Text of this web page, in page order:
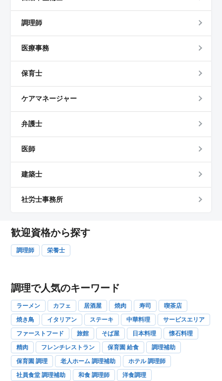
調理師
医療事務
保育士
ケアマネージャー
弁護士
医師
建築士
社労士事務所
歓迎資格から探す
調理師 栄養士
調理で人気のキーワード
ラーメン カフェ 居酒屋 焼肉 寿司
喫茶店
焼き鳥
イタリアン ステーキ 中華料理
サービスエリア
ファーストフード
旅館 そば屋 日本料理
懐石料理
精肉
フレンチレストラン 保育園 給食
調理補助
保育園 調理
老人ホーム 調理補助
ホテル 調理師
社員食堂 調理補助
和食 調理師 洋食調理